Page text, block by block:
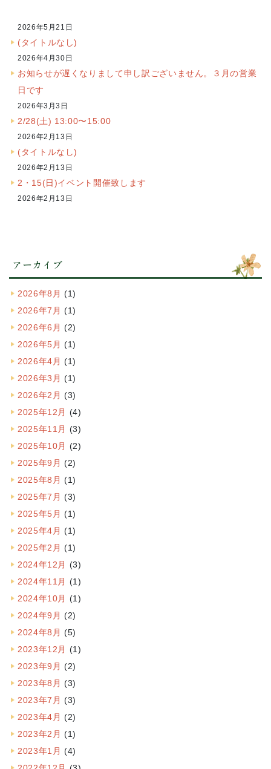
2026年5月21日
(タイトルなし)
2026年4月30日
お知らせが遅くなりまして申し訳ございません。３月の営業
日です
2026年3月3日
2/28(土) 13:00〜15:00
2026年2月13日
(タイトルなし)
2026年2月13日
2・15(日)イベント開催致します
2026年2月13日
アーカイブ
2026年8月 (1)
2026年7月 (1)
2026年6月 (2)
2026年5月 (1)
2026年4月 (1)
2026年3月 (1)
2026年2月 (3)
2025年12月 (4)
2025年11月 (3)
2025年10月 (2)
2025年9月 (2)
2025年8月 (1)
2025年7月 (3)
2025年5月 (1)
2025年4月 (1)
2025年2月 (1)
2024年12月 (3)
2024年11月 (1)
2024年10月 (1)
2024年9月 (2)
2024年8月 (5)
2023年12月 (1)
2023年9月 (2)
2023年8月 (3)
2023年7月 (3)
2023年4月 (2)
2023年2月 (1)
2023年1月 (4)